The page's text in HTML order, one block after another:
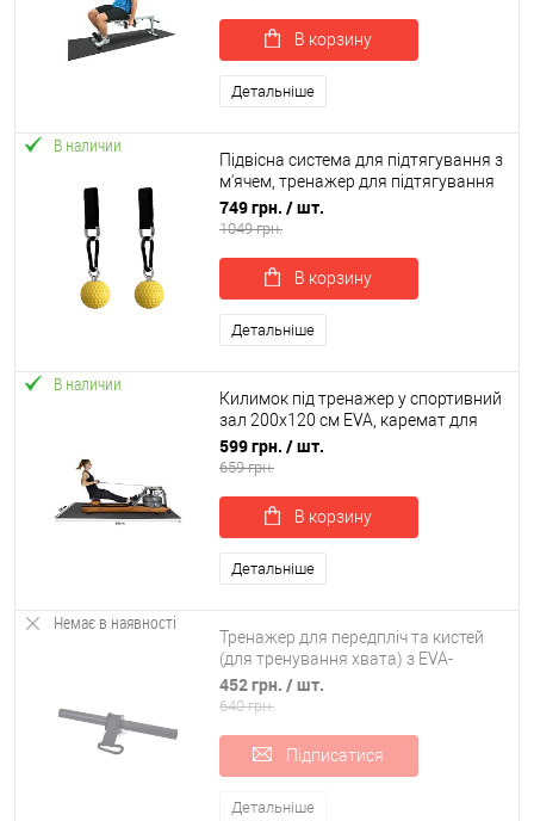
В корзину
Детальніше
В наличии
Підвісна система для підтягування з
м'ячем, тренажер для підтягування
з 2 м'ячами 7.3 см OSPORT (MS 4618)
749 грн. / шт.
1049 грн.
В корзину
Детальніше
В наличии
Килимок під тренажер у спортивний
зал 200х120 см EVA, каремат для
тренувань OSPORT (OF-0231)
599 грн. / шт.
659 грн.
В корзину
Детальніше
Немає в наявності
Тренажер для передпліч та кистей
(для тренування хвата) з EVA-
ручками + ремінь для вантажів
OSPORT (MS 4617)
452 грн. / шт.
640 грн.
Підписатися
Детальніше